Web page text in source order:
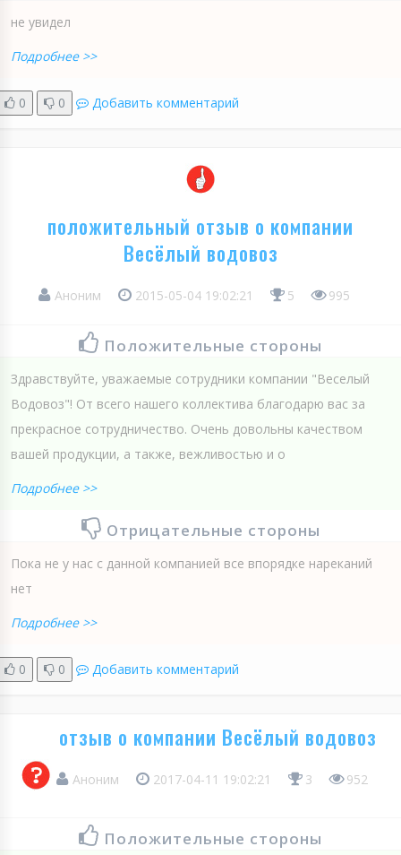
не увидел
Подробнее >>
0 0 Добавить комментарий
положительный отзыв о компании
Весёлый водовоз
Аноним 2015-05-04 19:02:21 5 995
Положительные стороны
Здравствуйте, уважаемые сотрудники компании "Веселый
Водовоз"! От всего нашего коллектива благодарю вас за
прекрасное сотрудничество. Очень довольны качеством
вашей продукции, а также, вежливостью и о
Подробнее >>
Отрицательные стороны
Пока не у нас с данной компанией все впорядке нареканий
нет
Подробнее >>
0 0 Добавить комментарий
отзыв о компании Весёлый водовоз
Аноним 2017-04-11 19:02:21 3 952
Положительные стороны